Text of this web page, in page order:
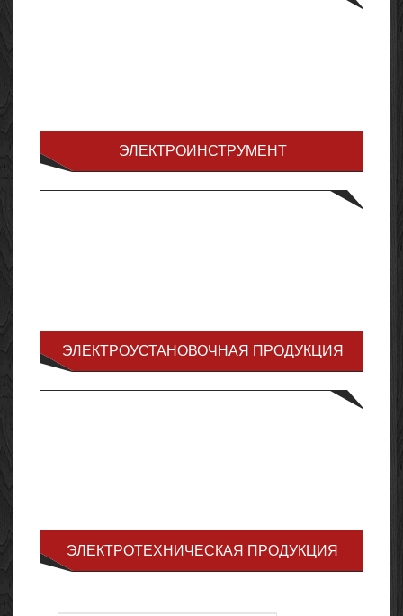
ЭЛЕКТРОИНСТРУМЕНТ
ЭЛЕКТРОУСТАНОВОЧНАЯ ПРОДУКЦИЯ
ЭЛЕКТРОТЕХНИЧЕСКАЯ ПРОДУКЦИЯ